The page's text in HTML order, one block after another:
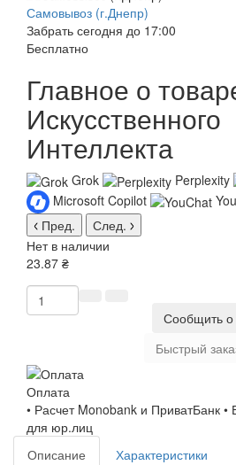
Самовывоз (г.Днепр)
Забрать сегодня до 17:00
Бесплатно
Главное о
Искусственного
Интеллекта
Grok Perplexity
Microsoft Copilot
Пред.
След.
Нет в наличии
23.87 ₴
Сообщить о
Быстрый
Оплата
• Расчет Monobank и ПриватБанк •
для юр.лиц
Описание
Характеристики